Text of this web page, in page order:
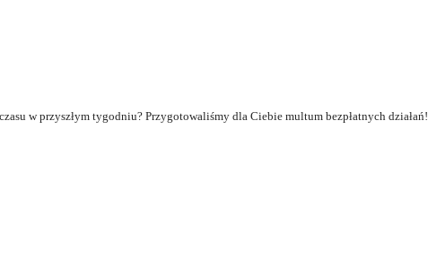
w przyszłym tygodniu? Przygotowaliśmy dla Ciebie multum bezpłatnych działań!